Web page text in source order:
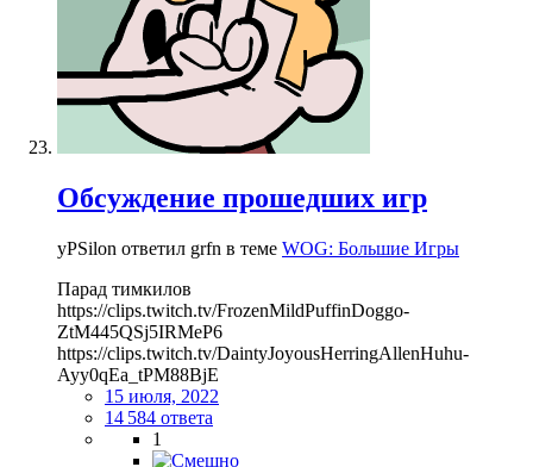
Обсуждение прошедших игр
yPSilon ответил grfn в теме WOG: Большие Игры
Парад тимкилов
https://clips.twitch.tv/FrozenMildPuffinDoggo-
ZtM445QSj5IRMeP6
https://clips.twitch.tv/DaintyJoyousHerringAllenHuhu-
Ayy0qEa_tPM88BjE
15 июля, 2022
14 584 ответа
1